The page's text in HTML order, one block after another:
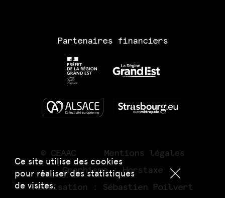
Ce site utilise des cookies
pour réaliser des statistiques
de visites.
Partenaires financiers
© CEAAC
Mentions légales
Graphisme : Horstaxe
Réalisation :
Sébastien Poilvert